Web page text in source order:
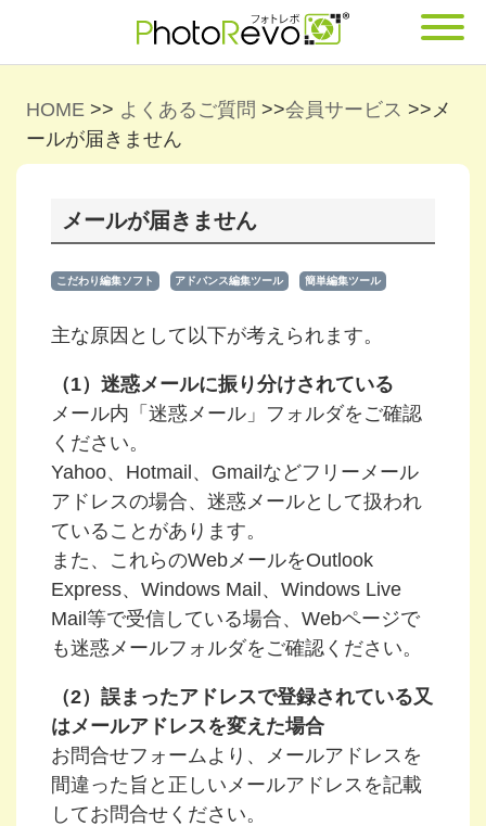
HOME >> よくあるご質問 >>会員サービス >>メ
ールが届きません
メールが届きません
こだわり編集ソフト アドバンス編集ツール 簡単編集ツール
主な原因として以下が考えられます。
（1）迷惑メールに振り分けされている
メール内「迷惑メール」フォルダをご確認
ください。
Yahoo、Hotmail、Gmailなどフリーメール
アドレスの場合、迷惑メールとして扱われ
ていることがあります。
また、これらのWebメールをOutlook
Express、Windows Mail、Windows Live
Mail等で受信している場合、Webページで
も迷惑メールフォルダをご確認ください。
（2）誤まったアドレスで登録されている又
はメールアドレスを変えた場合
お問合せフォームより、メールアドレスを
間違った旨と正しいメールアドレスを記載
してお問合せください。